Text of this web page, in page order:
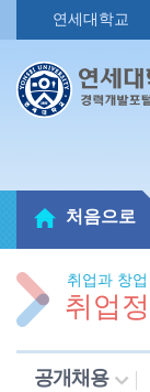
연세대학교
처음으로
취업과 창업
취업
공개채용